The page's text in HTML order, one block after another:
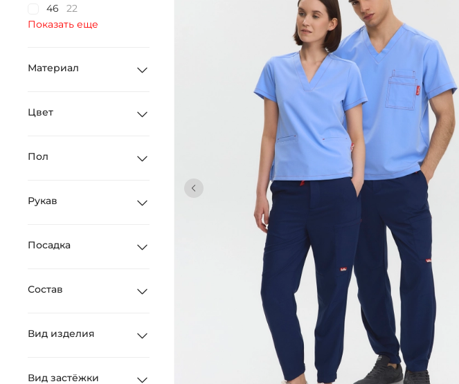
46
22
Показать еще
Материал
Цвет
Пол
Рукав
Посадка
Состав
Вид изделия
Вид застёжки